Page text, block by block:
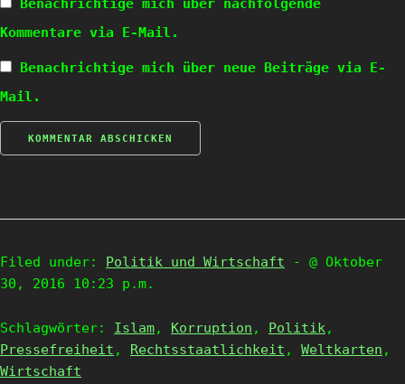
Benachrichtige mich über nachfolgende
Kommentare via E-Mail.
Benachrichtige mich über neue Beiträge via E-
Mail.
Filed under: Politik und Wirtschaft
- @ Oktober
30, 2016 10:23 p.m.
Schlagwörter: Islam, Korruption , Politik,
Pressefreiheit , Rechtsstaatlichkeit , Weltkarten ,
Wirtschaft